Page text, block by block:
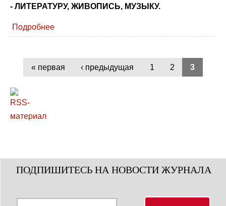
- ЛИТЕРАТУРУ, ЖИВОПИСЬ, МУЗЫКУ.
Подробнее
« первая ‹ предыдущая 1 2 3
ПОДПИШИТЕСЬ НА НОВОСТИ ЖУРНАЛА